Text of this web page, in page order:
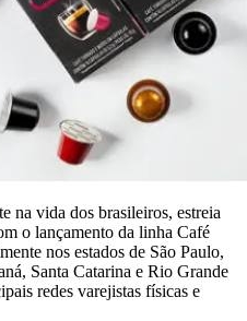
na vida dos brasileiros, estreia
o lançamento da linha Café
nos estados de São Paulo,
Santa Catarina e Rio Grande
redes varejistas físicas e